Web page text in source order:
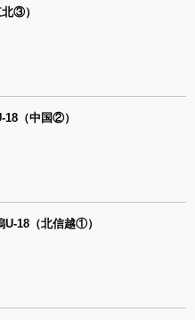
③）
18（中国②）
U-18（北信越①）